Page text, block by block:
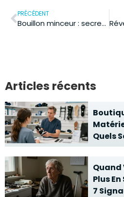
PRÉCÉDENT
Bouillon minceur : secrets d’une recette efficace pour le jeûne santé
Articles récents
Quels
Quand
Plus
7